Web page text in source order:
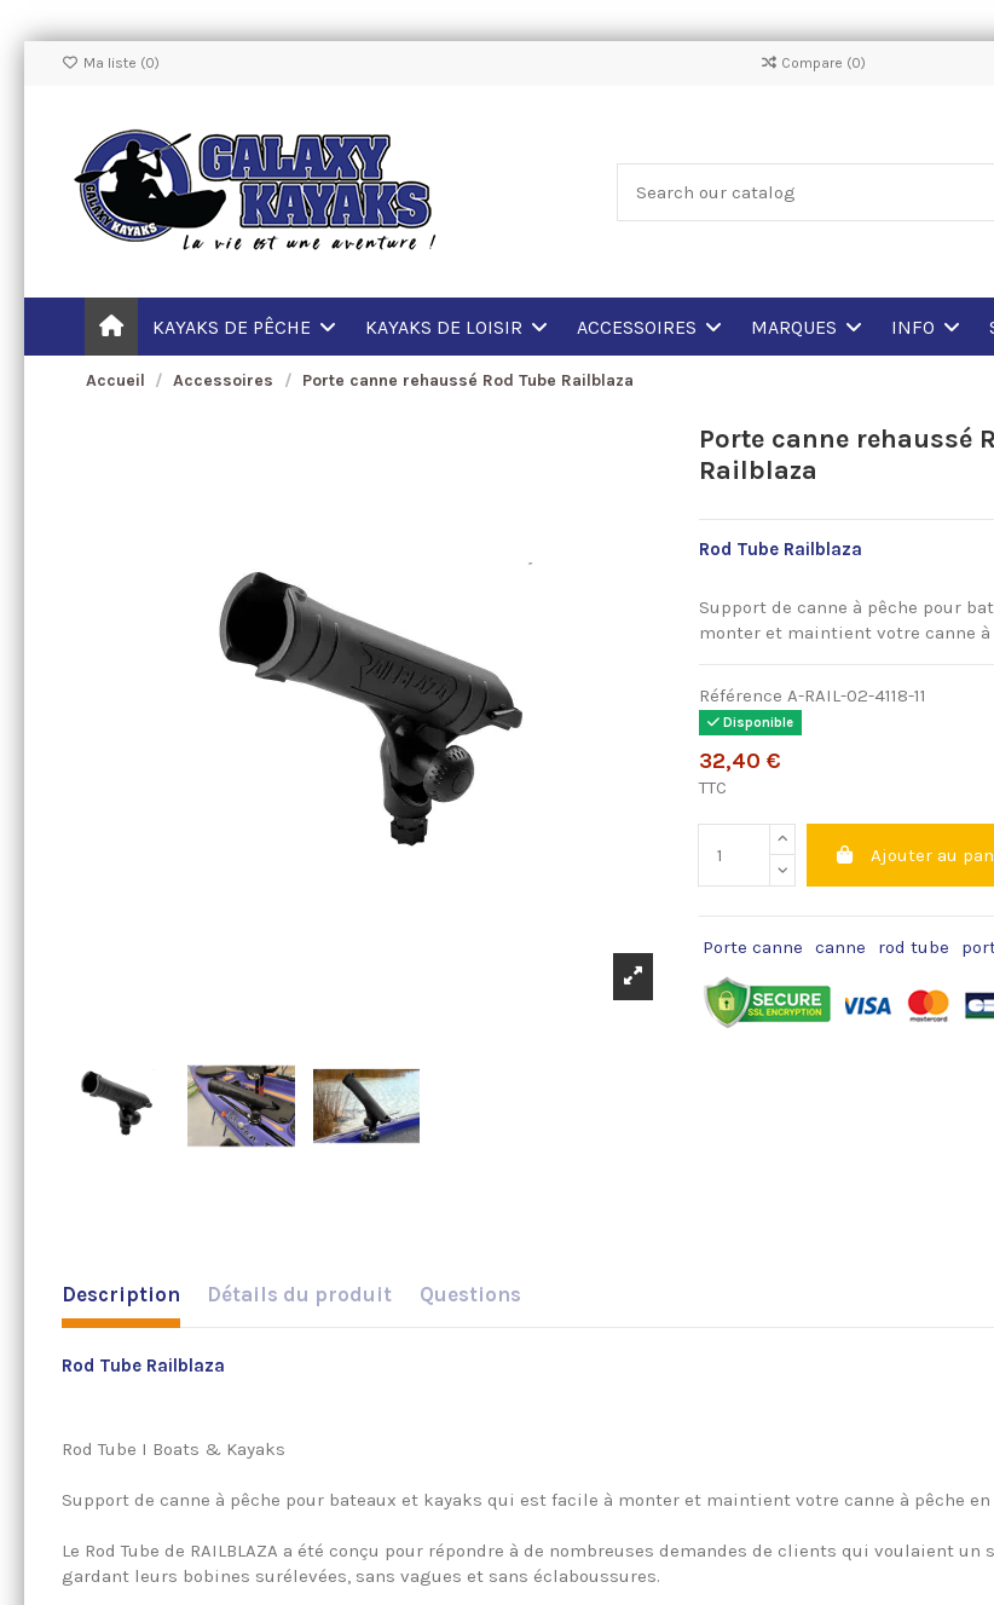
Ma liste (0) Compare (0)
KAYAKS DE PÊCHE KAYAKS DE LOISIR ACCESSOIRES MARQUES INFO
Accueil Accessoires Porte canne rehaussé Rod Tube Railblaza
Porte canne rehaussé
Railblaza
Rod Tube Railblaza
Support de canne à pêche pour
monter et maintient votre canne à
Référence A-RAIL-02-4118-11
Disponible
32,40 €
TTC
Ajouter au
Porte canne canne rod tube
Description Détails du produit Questions
Rod Tube Railblaza
Rod Tube I Boats & Kayaks
Support de canne à pêche pour bateaux et kayaks qui est facile à monter et maintient votre canne à pêche en
Le Rod Tube de RAILBLAZA a été conçu pour répondre à de nombreuses demandes de clients qui voulaient
gardant leurs bobines surélevées, sans vagues et sans éclaboussures.